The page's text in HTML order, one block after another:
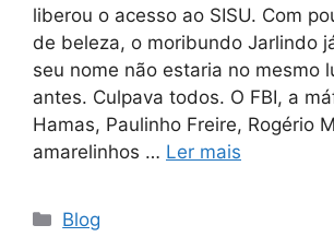
liberou o acesso ao SISU. Com
de beleza, o moribundo Jarlindo
seu nome não estaria no mesmo
antes. Culpava todos. O FBI, a
Hamas, Paulinho Freire, Rogério
amarelinhos … Ler mais
Categorias
Blog